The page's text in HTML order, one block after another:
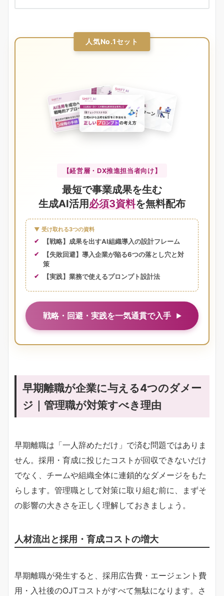
人気No.1セット
【経営層・DX推進担当者向け】
最短で事業成果を生む
生成AI活用必須3資料を無料配布
▼ 受け取れる3つの資料
【戦略】成果を出すAI組織導入の設計フレーム
【失敗回避】導入企業が陥る6つの落とし穴と対
策
【実践】業務で使えるプロンプト設計法
戦略・回避・実践を一気通貫で入手
早期離職が企業に与える4つのダメー
ジ｜管理職が対策すべき理由
早期離職は「一人辞めただけ」で済む問題ではありま
せん。採用・育成に投じたコストが回収できないだけ
でなく、チームや組織全体に連鎖的なダメージをもた
らします。管理職として対策に取り組む前に、まずそ
の影響の大きさを正しく理解しておきましょう。
人材流出と採用・育成コストの増大
早期離職が発生すると、採用広告費・エージェント費
用・入社後のOJTコストがすべて無駄になります。さ